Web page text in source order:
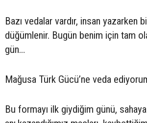
Bazı vedalar vardır, insan yazarken
düğümlenir. Bugün benim için tam
gün…
Mağusa Türk Gücü’ne veda
Bu formayı ilk giydiğim günü, sahaya